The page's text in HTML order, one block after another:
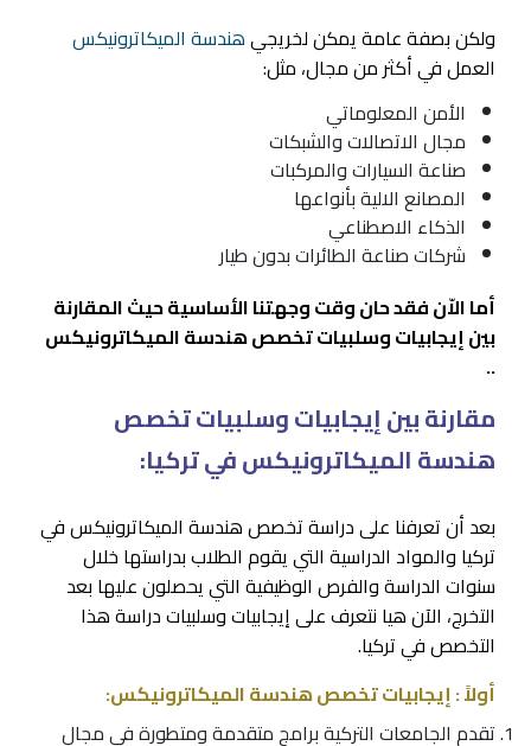
ولكن بصفة عامة يمكن لخريجيهندسة الميكاترونيكس
العمل في أكثر من مجال، مثل:
الأمن المعلوماتي
مجال الاتصالات والشبكات
صناعة السيارات والمركبات
المصانع الالية بأنواعها
الذكاء الاصطناعي
شركات صناعة الطائرات بدون طيار
أما الاّن فقد حان وقت وجهتنا الأساسية حيث المقارنة
بين إيجابيات وسلبيات تخصص هندسة الميكاترونيكس
..
مقارنة بين إيجابيات وسلبيات تخصص
هندسة الميكاترونيكس في تركيا:
بعد أن تعرفنا على دراسة تخصص هندسة الميكاترونيكس في
تركيا والمواد الدراسية التي يقوم الطلاب بدراستها خلال
سنوات الدراسة والفرص الوظيفية التي يحصلون عليها بعد
التخرج، الآن هيا نتعرف على إيجابيات وسلبيات دراسة هذا
التخصص في تركيا.
أولاً : إيجابيات تخصص هندسة الميكاترونيكس:
تقدم الجامعات التركية برامج متقدمة ومتطورة في مجال